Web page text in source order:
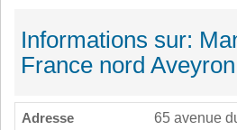
Informations sur:
France nord Aveyron
Adresse
65 avenue